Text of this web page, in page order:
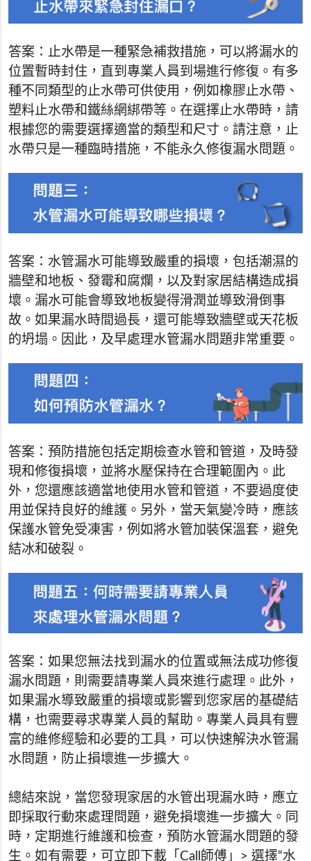
答案：止水帶是一種緊急補救措施，可以將漏水的
位置暫時封住，直到專業人員到場進行修復。有多
種不同類型的止水帶可供使用，例如橡膠止水帶、
塑料止水帶和鐵絲網綁帶等。在選擇止水帶時，請
根據您的需要選擇適當的類型和尺寸。請注意，止
水帶只是一種臨時措施，不能永久修復漏水問題。
答案：水管漏水可能導致嚴重的損壞，包括潮濕的
牆壁和地板、發霉和腐爛，以及對家居結構造成損
壞。漏水可能會導致地板變得滑潤並導致滑倒事
故。如果漏水時間過長，還可能導致牆壁或天花板
的坍塌。因此，及早處理水管漏水問題非常重要。
答案：預防措施包括定期檢查水管和管道，及時發
現和修復損壞，並將水壓保持在合理範圍內。此
外，您還應該適當地使用水管和管道，不要過度使
用並保持良好的維護。另外，當天氣變冷時，應該
保護水管免受凍害，例如將水管加裝保溫套，避免
結冰和破裂。
答案：如果您無法找到漏水的位置或無法成功修復
漏水問題，則需要請專業人員來進行處理。此外，
如果漏水導致嚴重的損壞或影響到您家居的基礎結
構，也需要尋求專業人員的幫助。專業人員具有豐
富的維修經驗和必要的工具，可以快速解決水管漏
水問題，防止損壞進一步擴大。
總結來說，當您發現家居的水管出現漏水時，應立
即採取行動來處理問題，避免損壞進一步擴大。同
時，定期進行維護和檢查，預防水管漏水問題的發
生。如有需要，可立即下載「Call師傅」> 選擇“水